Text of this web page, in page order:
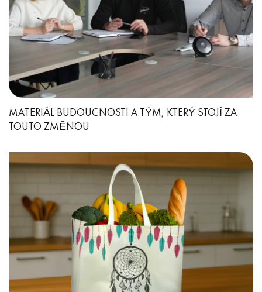
MATERIÁL BUDOUCNOSTI A TÝM, KTERÝ STOJÍ ZA
TOUTO ZMĚNOU